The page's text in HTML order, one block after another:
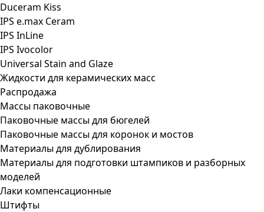
Duceram Kiss
IPS e.max Ceram
IPS InLine
IPS Ivocolor
Universal Stain and Glaze
Жидкости для керамических масс
Распродажа
Массы паковочные
Паковочные массы для бюгелей
Паковочные массы для коронок и мостов
Материалы для дублирования
Материалы для подготовки штампиков и разборных
моделей
Лаки компенсационные
Штифты